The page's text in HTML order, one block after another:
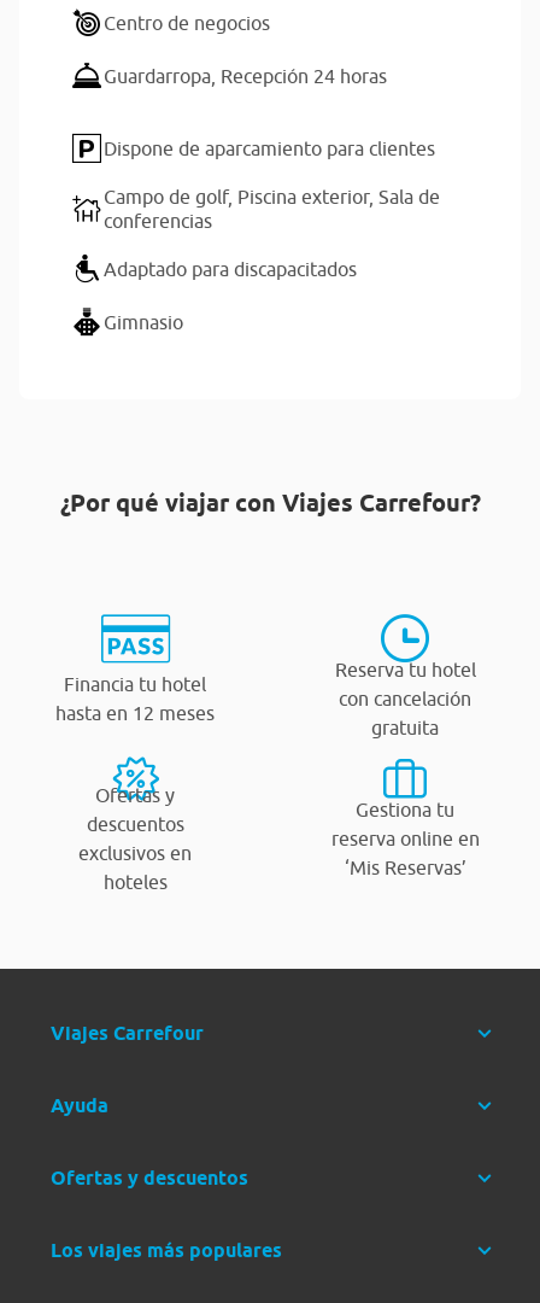
Centro de negocios
Guardarropa, Recepción 24 horas
Dispone de aparcamiento para clientes
Campo de golf, Piscina exterior, Sala de
conferencias
Adaptado para discapacitados
Gimnasio
¿Por qué viajar con Viajes Carrefour?
Financia tu hotel
hasta en 12 meses
Reserva tu hotel
con cancelación
gratuita
Ofertas y
descuentos
exclusivos en
hoteles
Gestiona tu
reserva online en
‘Mis Reservas’
Viajes Carrefour
Ayuda
Ofertas y descuentos
Los viajes más populares